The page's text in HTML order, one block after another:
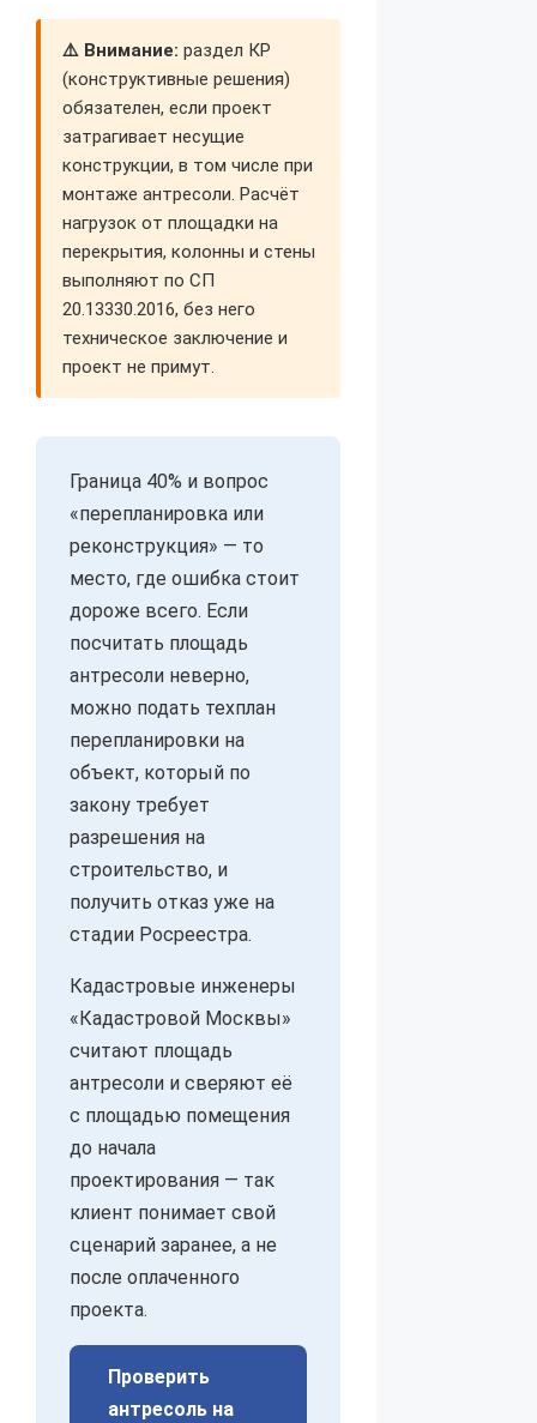
⚠️ Внимание: раздел КР
(конструктивные решения)
обязателен, если проект
затрагивает несущие
конструкции, в том числе при
монтаже антресоли. Расчёт
нагрузок от площадки на
перекрытия, колонны и стены
выполняют по СП
20.13330.2016, без него
техническое заключение и
проект не примут.
Граница 40% и вопрос
«перепланировка или
реконструкция» — то
место, где ошибка стоит
дороже всего. Если
посчитать площадь
антресоли неверно,
можно подать техплан
перепланировки на
объект, который по
закону требует
разрешения на
строительство, и
получить отказ уже на
стадии Росреестра.
Кадастровые инженеры
«Кадастровой Москвы»
считают площадь
антресоли и сверяют её
с площадью помещения
до начала
проектирования — так
клиент понимает свой
сценарий заранее, а не
после оплаченного
проекта.
Проверить
антресоль на